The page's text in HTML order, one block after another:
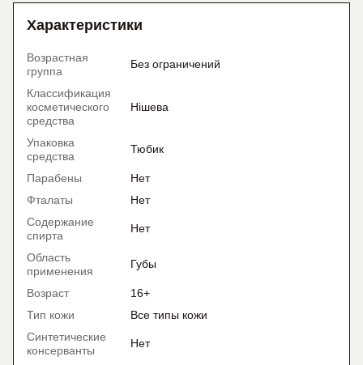
Характеристики
Возрастная
группа
Без ограничений
Классификация
косметического
средства
Нішева
Упаковка
средства
Тюбик
Парабены
Нет
Фталаты
Нет
Содержание
спирта
Нет
Область
применения
Губы
Возраст
16+
Тип кожи
Все типы кожи
Синтетические
консерванты
Нет